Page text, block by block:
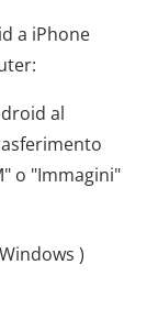
a iPhone
al
o "Immagini"
)